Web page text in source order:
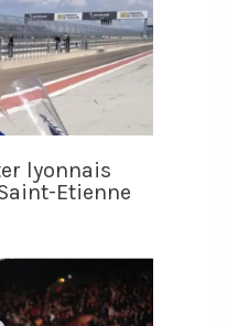
lyonnais
Etienne